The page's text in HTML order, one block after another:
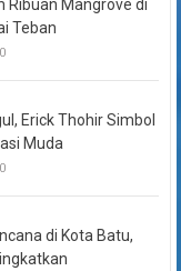
Ribuan Mangrove di
Teban
0
Erick Thohir Simbol
Muda
0
di Kota Batu,